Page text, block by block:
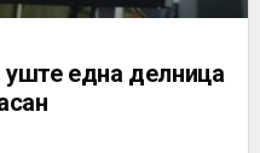
уште една делница